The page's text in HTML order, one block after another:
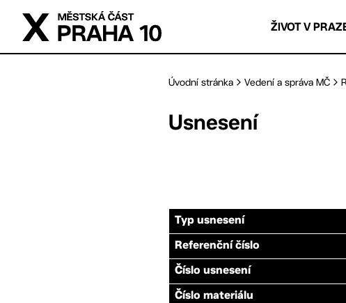
Přejít na hlavní obsah
ŽIVOT V
Úvodní stránka Vedení a správa MČ
Usnesení
Typ usnesení
Referenční číslo
Číslo usnesení
Číslo materiálu